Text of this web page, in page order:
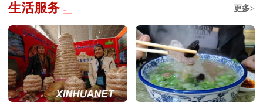
更多>
生活服务